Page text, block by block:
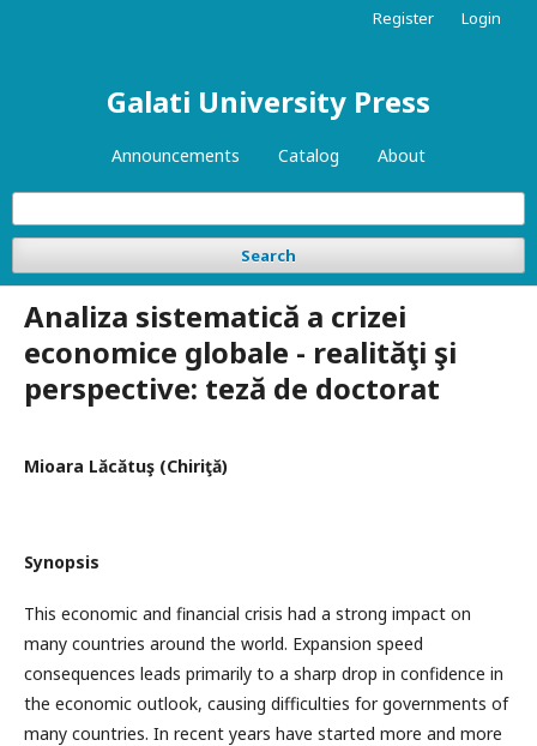
Galati University Press
Announcements Catalog About
Search
Register Login
Analiza sistematică a crizei
economice globale - realităţi şi
perspective: teză de doctorat
Mioara Lăcătuş (Chiriţă)
Synopsis
This economic and financial crisis had a strong impact on
many countries around the world. Expansion speed
consequences leads primarily to a sharp drop in confidence in
the economic outlook, causing difficulties for governments of
many countries. In recent years have started more and more